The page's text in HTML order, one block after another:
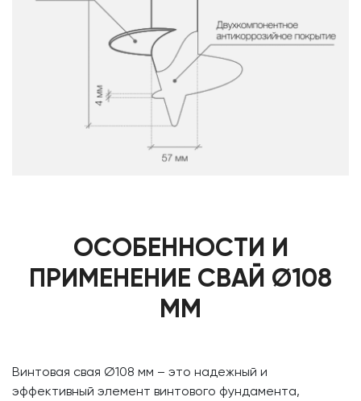
ОСОБЕННОСТИ И
ПРИМЕНЕНИЕ СВАЙ Ø108
ММ
Винтовая свая Ø108 мм – это надежный и
эффективный элемент винтового фундамента,